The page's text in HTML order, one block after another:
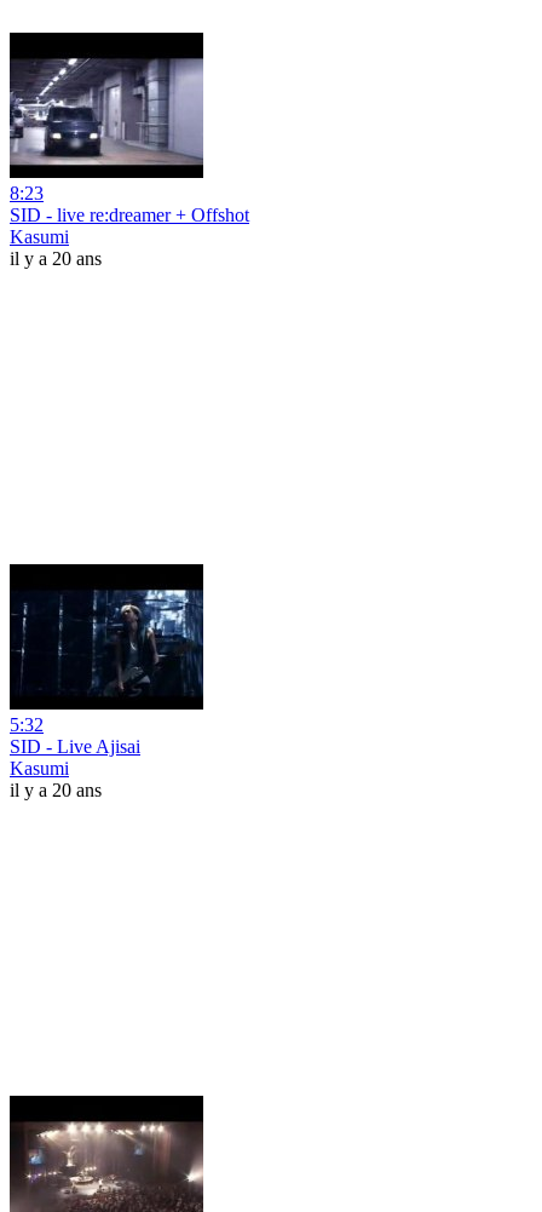
8:23
SID - live re:dreamer + Offshot
Kasumi
il y a 20 ans
5:32
SID - Live Ajisai
Kasumi
il y a 20 ans